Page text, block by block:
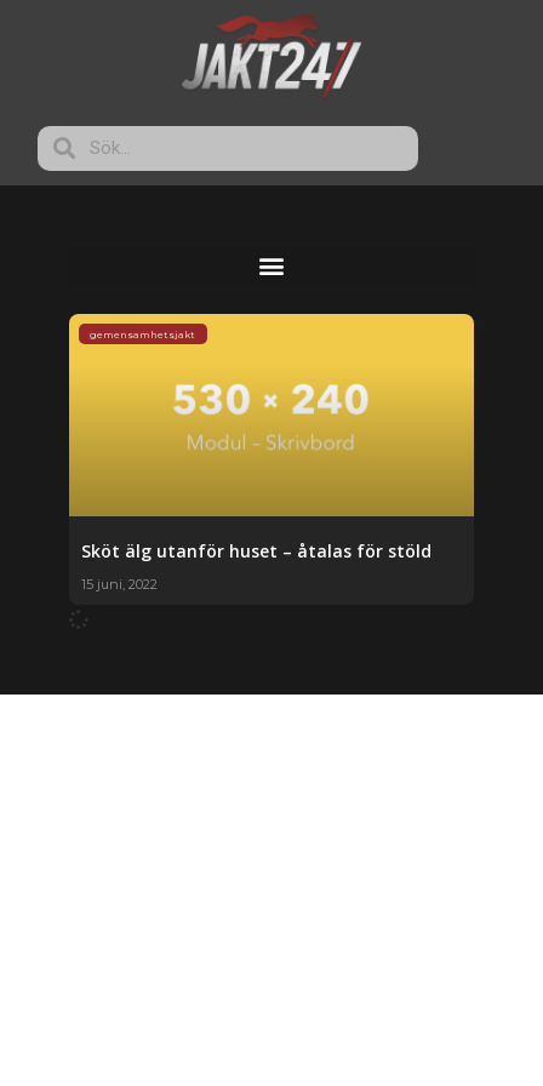
gemensamhetsjakt
Sköt älg utanför huset – åtalas för stöld
15 juni, 2022